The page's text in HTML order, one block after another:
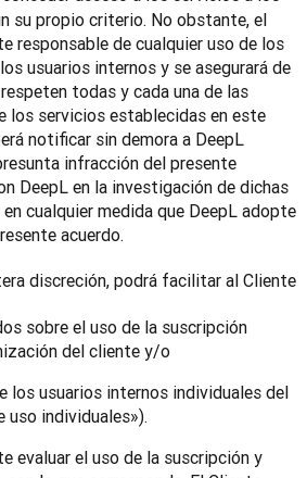
su propio criterio. No obstante, el
responsable de cualquier uso de los
usuarios internos y se asegurará de
todas y cada una de las
los servicios establecidas en este
notificar sin demora a DeepL
infracción del presente
DeepL en la investigación de dichas
cualquier medida que DeepL adopte
acuerdo.
discreción, podrá facilitar al Cliente
sobre el uso de la suscripción
del cliente y/o
los usuarios internos individuales del
uso individuales»).
evaluar el uso de la suscripción y